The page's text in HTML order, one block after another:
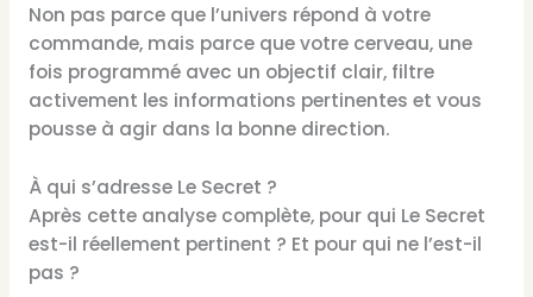
Non pas parce que l’univers répond à votre
commande, mais parce que votre cerveau, une
fois programmé avec un objectif clair, filtre
activement les informations pertinentes et vous
pousse à agir dans la bonne direction.
À qui s’adresse Le Secret ?
Après cette analyse complète, pour qui Le Secret
est-il réellement pertinent ? Et pour qui ne l’est-il
pas ?